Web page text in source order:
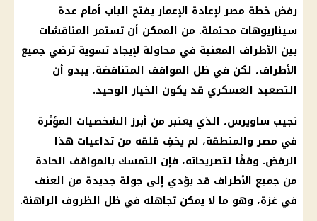
رفض خطة مصر لإعادة الإعمار يفتح الباب أمام عدة
سيناريوهات محتملة. من الممكن أن تستمر المناقشات
بين الأطراف المعنية في محاولة لإيجاد تسوية ترضي جميع
الأطراف، لكن في ظل المواقف المتناقضة، يبدو أن
التصعيد العسكري قد يكون الخيار الوحيد.
نجيب ساويرس، الذي يعتبر من أبرز الشخصيات المؤثرة
في مصر والمنطقة، لم يخفِ قلقه من تداعيات هذا
الرفض. وفقًا لتصريحاته، فإن التمسك بالمواقف الحادة
من جميع الأطراف قد يؤدي إلى جولة جديدة من العنف
في غزة، وهو ما لا يمكن تجاهله في ظل الظروف الراهنة.